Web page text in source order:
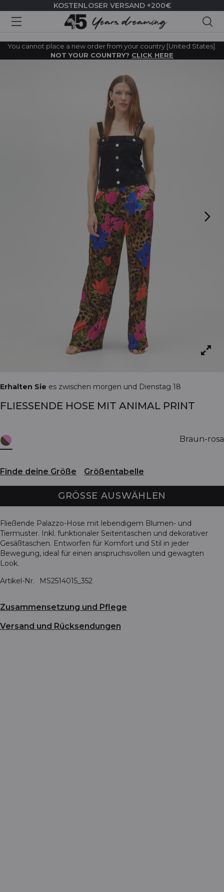
KOSTENLOSER VERSAND +200€
You cannot place a new order from your country [United States].
NOT YOUR COUNTRY? CLICK HERE
Erhalten Sie es zwischen morgen und Dienstag 18
FLIESSENDE HOSE MIT ANIMAL PRINT
Braun-rosa
Finde deine Größe Größentabelle
GRÖSSE AUSWÄHLEN
Fließende Palazzo-Hose mit lebendigem Blumen- und
Tiermuster. Inkl. funktionaler Seitentaschen und dekorativer
Gesäßtaschen. Entworfen für Komfort und Stil in jeder
Bewegung, ideal für einen anspruchsvollen und gewagten
Look.
Artikel-Nr.
MS2514015_352
Zusammensetzung und Pflege
Versand und Rücksendungen